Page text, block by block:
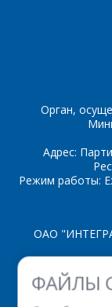
ФАЙЛЫ
Орган,
Адрес:
Режим работы:
ОАО
ул. Казинца